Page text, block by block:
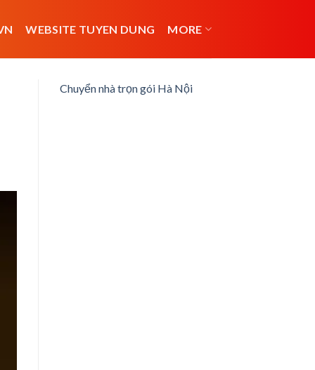
WEBSITE TUYEN DUNG MORE
Chuyển nhà trọn gói Hà Nội